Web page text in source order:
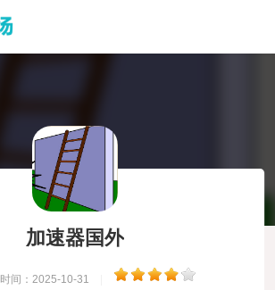
加速器国外
时间：2025-10-31